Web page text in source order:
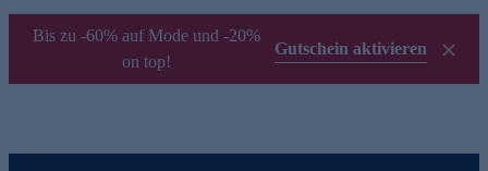
Bis zu -60% auf Mode und -20%
on top!
Gutschein aktivieren